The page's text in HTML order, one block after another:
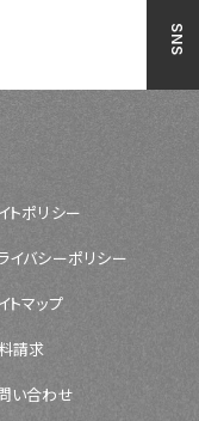
SNS
トポリシー
イバシーポリシー
トマップ
請求
い合わせ